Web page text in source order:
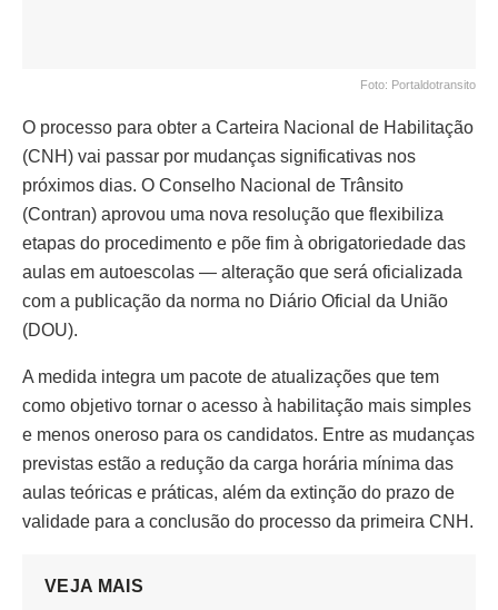
Foto: Portaldotransito
O processo para obter a Carteira Nacional de Habilitação
(CNH) vai passar por mudanças significativas nos
próximos dias. O Conselho Nacional de Trânsito
(Contran) aprovou uma nova resolução que flexibiliza
etapas do procedimento e põe fim à obrigatoriedade das
aulas em autoescolas — alteração que será oficializada
com a publicação da norma no Diário Oficial da União
(DOU).
A medida integra um pacote de atualizações que tem
como objetivo tornar o acesso à habilitação mais simples
e menos oneroso para os candidatos. Entre as mudanças
previstas estão a redução da carga horária mínima das
aulas teóricas e práticas, além da extinção do prazo de
validade para a conclusão do processo da primeira CNH.
VEJA MAIS